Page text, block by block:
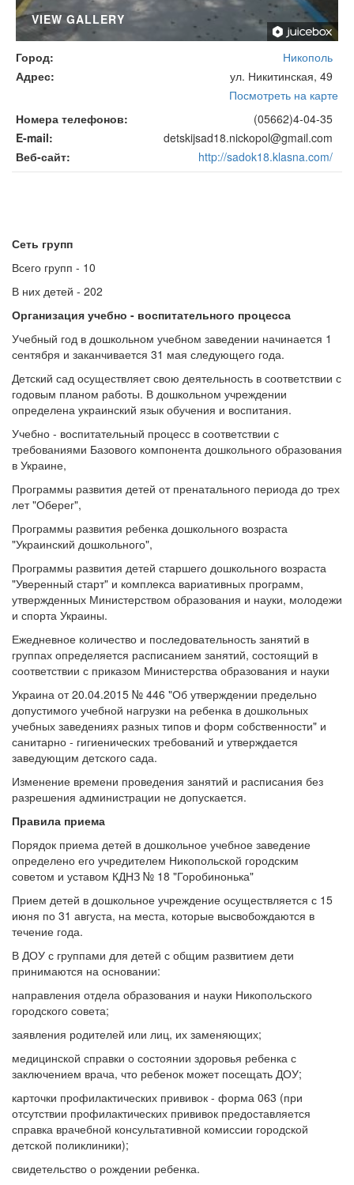
VIEW GALLERY
Город
Никополь
Адрес
ул. Никитинская, 49
Посмотреть на карте
Номера телефонов
(05662)4-04-35
E-mail
detskijsad18.nickopol@gmail.com
Веб-сайт
http://sadok18.klasna.com/
Сеть групп
Всего групп - 10
В них детей - 202
Организация учебно - воспитательного процесса
Учебный год в дошкольном учебном заведении начинается 1
сентября и заканчивается 31 мая следующего года.
Детский сад осуществляет свою деятельность в соответствии с
годовым планом работы. В дошкольном учреждении
определена украинский язык обучения и воспитания.
Учебно - воспитательный процесс в соответствии с
требованиями Базового компонента дошкольного образования
в Украине,
Программы развития детей от пренатального периода до трех
лет "Оберег",
Программы развития ребенка дошкольного возраста
"Украинский дошкольного",
Программы развития детей старшего дошкольного возраста
"Уверенный старт" и комплекса вариативных программ,
утвержденных Министерством образования и науки, молодежи
и спорта Украины.
Ежедневное количество и последовательность занятий в
группах определяется расписанием занятий, состоящий в
соответствии с приказом Министерства образования и науки
Украина от 20.04.2015 № 446 "Об утверждении предельно
допустимого учебной нагрузки на ребенка в дошкольных
учебных заведениях разных типов и форм собственности" и
санитарно - гигиенических требований и утверждается
заведующим детского сада.
Изменение времени проведения занятий и расписания без
разрешения администрации не допускается.
Правила приема
Порядок приема детей в дошкольное учебное заведение
определено его учредителем Никопольской городским
советом и уставом КДНЗ № 18 "Горобинонька"
Прием детей в дошкольное учреждение осуществляется с 15
июня по 31 августа, на места, которые высвобождаются в
течение года.
В ДОУ с группами для детей с общим развитием дети
принимаются на основании:
направления отдела образования и науки Никопольского
городского совета;
заявления родителей или лиц, их заменяющих;
медицинской справки о состоянии здоровья ребенка с
заключением врача, что ребенок может посещать ДОУ;
карточки профилактических прививок - форма 063 (при
отсутствии профилактических прививок предоставляется
справка врачебной консультативной комиссии городской
детской поликлиники);
свидетельство о рождении ребенка.